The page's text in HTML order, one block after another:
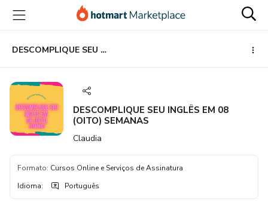
para
conteúdo
principal
para
pagamento
para
rodapé
DESCOMPLIQUE SEU INGLÊS EM 08 (OITO) SEMANAS
DESCOMPLIQUE SEU INGLÊS EM 08
(OITO) SEMANAS
Claudia
Formato: Cursos Online e Serviços de Assinatura
Idioma: Português